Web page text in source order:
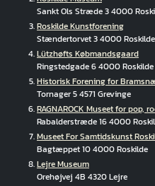
Sankt Ols Stræde 3 4000
Roskilde Kunstforening
Stændertorvet 3 4000 Roskilde
Lützhøfts Købmandsgaard
Ringstedgade 6 4000 Roskilde
Historisk Forening for
Tornager 5 4571 Grevinge
RAGNAROCK Museet for pop,
Rabalderstræde 16 4000
Museet For Samtidskunst
Bagtæppet 10 4000 Roskilde
Lejre Museum
Orehøjvej 4B 4320 Lejre